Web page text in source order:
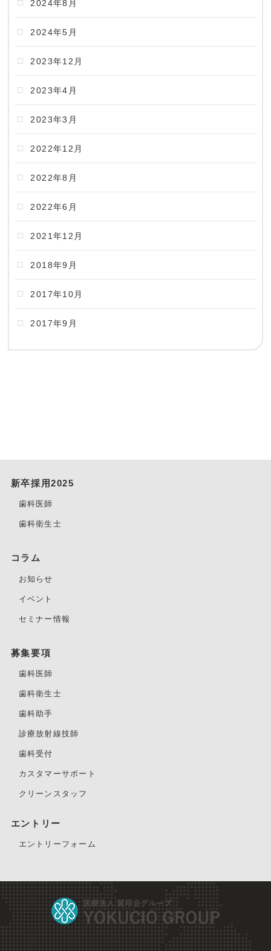
2024年8月
2024年5月
2023年12月
2023年4月
2023年3月
2022年12月
2022年8月
2022年6月
2021年12月
2018年9月
2017年10月
2017年9月
新卒採用2025
歯科医師
歯科衛生士
コラム
お知らせ
イベント
セミナー情報
募集要項
歯科医師
歯科衛生士
歯科助手
診療放射線技師
歯科受付
カスタマーサポート
クリーンスタッフ
エントリー
エントリーフォーム